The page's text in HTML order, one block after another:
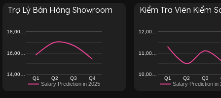
Trợ Lý Bán Hàng Showroom
Salary Prediction in 2025
Q1 Q2 Q3 Q4
14,00…
16,00…
18,00…
Kiểm Tra Viên Kiểm
Salary Prediction in
Q1 Q2 Q3
10,00…
11,00…
12,00…